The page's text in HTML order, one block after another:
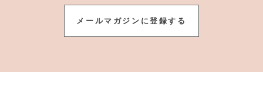
メールマガジンに登録する